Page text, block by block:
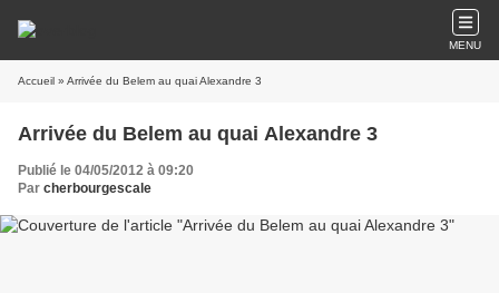
MENU
Accueil » Arrivée du Belem au quai Alexandre 3
Arrivée du Belem au quai Alexandre 3
Publié le 04/05/2012 à 09:20
Par cherbourgescale